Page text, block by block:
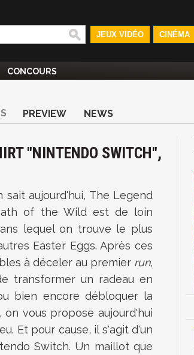
JEUX VIDÉO CINÉMA
CONCOURS
PREVIEW NEWS
"NINTENDO SWITCH",
sait aujourd'hui, The Legend
of the Wild est de loin
lequel on trouve le plus
Easter Eggs. Après ces
à déceler au premier run,
transformer un radeau en
bien encore débloquer la
on vous propose aujourd'hui
Et pour cause, il s'agit d'un
Switch. Un maillot que